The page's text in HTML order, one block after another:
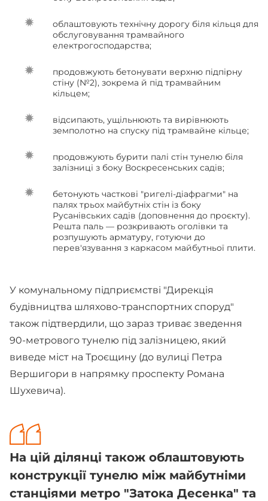
облаштовують технічну дорогу біля кільця для
обслуговування трамвайного
електрогосподарства;
продовжують бетонувати верхню підпірну
стіну (№2), зокрема й під трамвайним
кільцем;
відсипають, ущільнюють та вирівнюють
земполотно на спуску під трамвайне кільце;
продовжують бурити палі стін тунелю біля
залізниці з боку Воскресенських садів;
бетонують часткові "ригелі-діафрагми" на
палях трьох майбутніх стін із боку
Русанівських садів (доповнення до проєкту).
Решта паль — розкривають оголівки та
розпушують арматуру, готуючи до
перев'язування з каркасом майбутньої плити.
У комунальному підприємстві "Дирекція
будівництва шляхово-транспортних споруд"
також підтвердили, що зараз триває зведення
90-метрового тунелю під залізницею, який
виведе міст на Троєщину (до вулиці Петра
Вершигори в напрямку проспекту Романа
Шухевича).
На цій ділянці також облаштовують
конструкції тунелю між майбутніми
станціями метро "Затока Десенка" та